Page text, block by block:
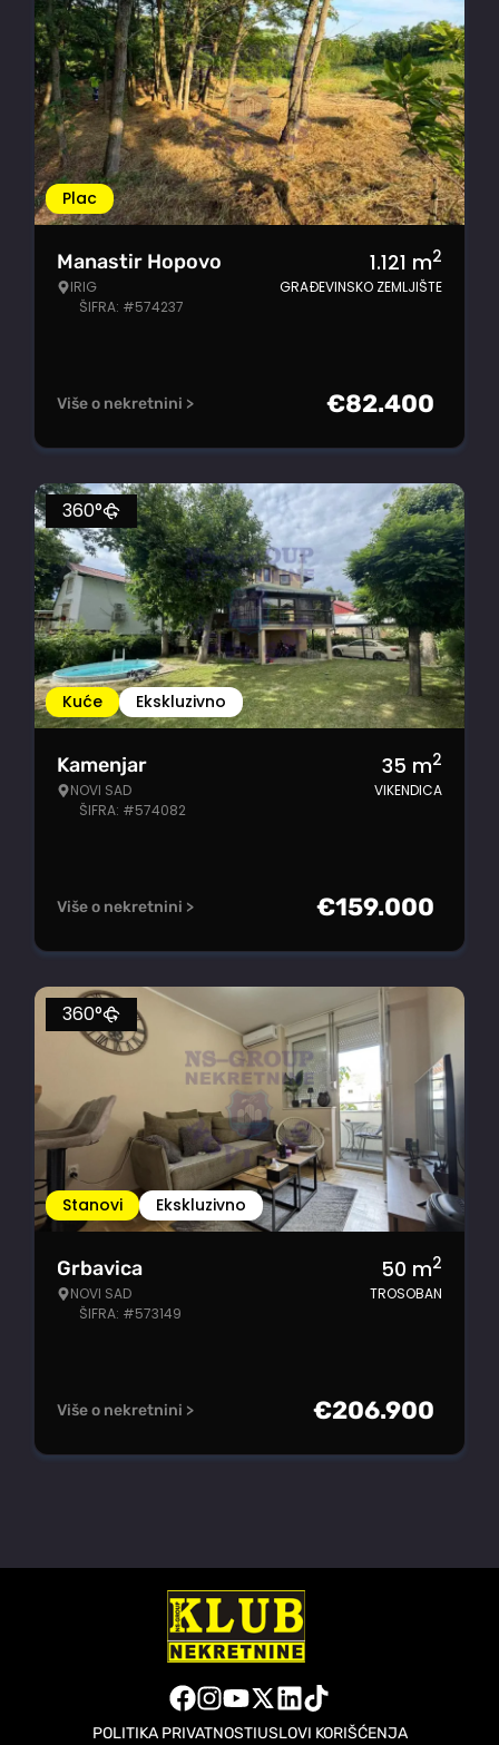
Plac
Manastir Hopovo
IRIG
ŠIFRA: #574237
1.121 m2
GRAĐEVINSKO ZEMLJIŠTE
Više o nekretnini > €82.400
Kuće Ekskluzivno
360°
Kamenjar
NOVI SAD
ŠIFRA: #574082
35 m2
VIKENDICA
Više o nekretnini > €159.000
Stanovi Ekskluzivno
360°
Grbavica
NOVI SAD
ŠIFRA: #573149
50 m2
TROSOBAN
Više o nekretnini > €206.900
POLITIKA PRIVATNOSTIUSLOVI KORIŠĆENJA